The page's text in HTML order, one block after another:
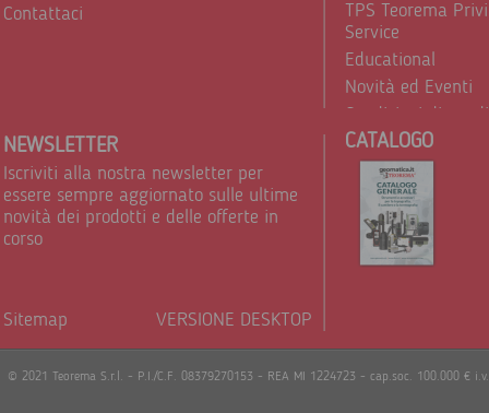
Contattaci
TPS Teorema
Service
Educational
Novità ed Eventi
Condizioni di
Trattamento dei
NEWSLETTER
Iscriviti alla nostra newsletter per
essere sempre aggiornato sulle ultime
novità dei prodotti e delle offerte in
corso
Sitemap VERSIONE DESKTOP
CATALOGO
© 2021 Teorema S.r.l. - P.I./C.F. 08379270153 - REA MI 1224723 - cap.soc. 100.000 €